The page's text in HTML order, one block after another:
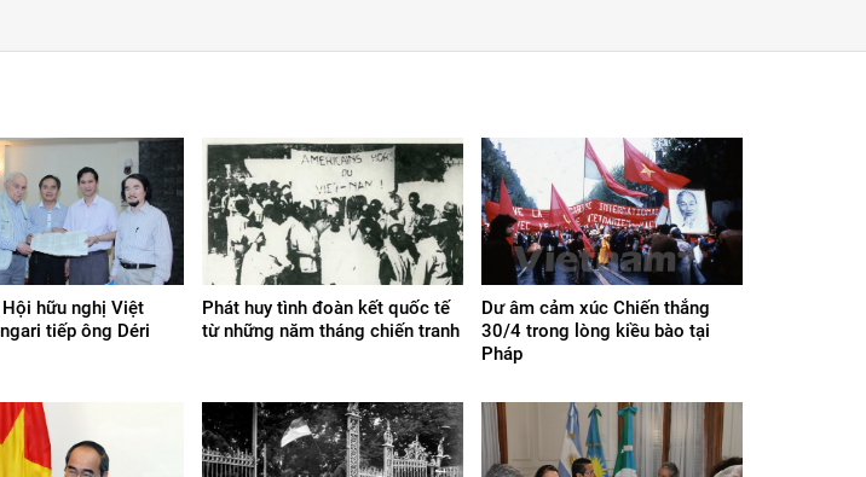
hữu nghị Việt
tiếp ông Déri
Phát huy tình đoàn kết quốc tế
từ những năm tháng chiến tranh
Dư âm cảm xúc Chiến thắng
30/4 trong lòng kiều bào tại
Pháp